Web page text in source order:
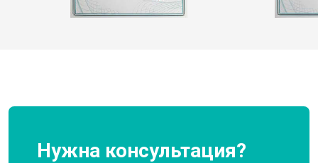
Нужна консультация?